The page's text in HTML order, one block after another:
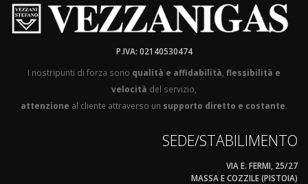
P.IVA: 02140530474
I nostripunti di forza sono qualità e affidabilità flessibilità e
velocità del servizio,
attenzione al cliente attraverso un supporto diretto e costante.
SEDE/STABILIMENTO
VIA E. FERMI, 25/27
MASSA E COZZILE (PISTOIA)